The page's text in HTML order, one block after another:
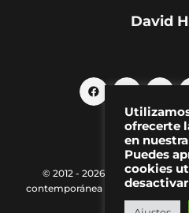
David
© 2012 - 2026 MAKMA |
contemporánea |
Política de
ofrecerte
en
Puedes
cookies